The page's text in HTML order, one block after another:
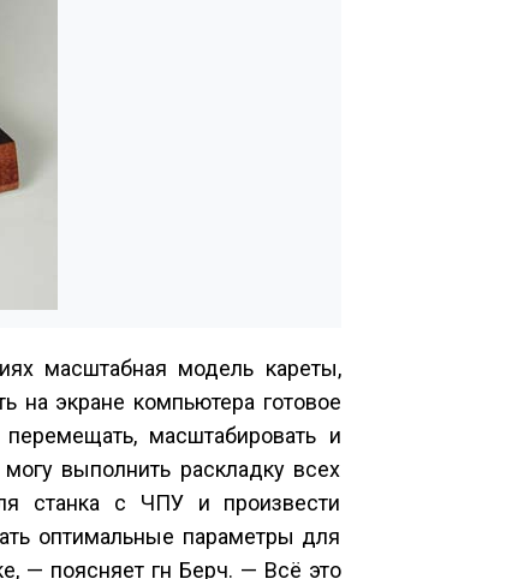
масштабная модель кареты,
на экране компьютера готовое
масштабировать и
выполнить раскладку всех
станка с ЧПУ и произвести
оптимальные параметры для
— поясняет г­н Берч. — Всё это